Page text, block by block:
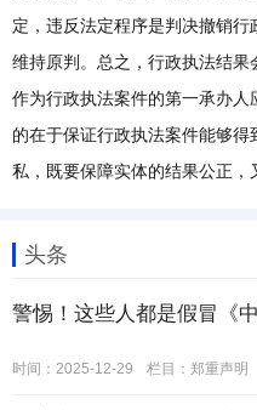
定，违反法定程序是判决撤销行
维持原判。总之，行政执法结
作为行政执法案件的第一承办人
的在于保证行政执法案件能够
私，既要保障实体的结果公正，
头条
警惕！这些人都是假冒《
时间：2025-12-29 栏目： 郑重声明